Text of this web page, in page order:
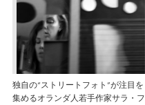
独自の“ストリートフォト”が注目を
集めるオランダ人若手作家サラ・フ